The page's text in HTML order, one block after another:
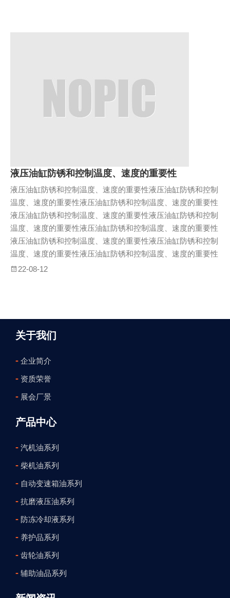
液压油缸防锈和控制温度、速度的重要性
液压油缸防锈和控制温度、速度的重要性液压油缸防锈和控制
温度、速度的重要性液压油缸防锈和控制温度、速度的重要性
液压油缸防锈和控制温度、速度的重要性液压油缸防锈和控制
温度、速度的重要性液压油缸防锈和控制温度、速度的重要性
液压油缸防锈和控制温度、速度的重要性液压油缸防锈和控制
温度、速度的重要性液压油缸防锈和控制温度、速度的重要性
22-08-12
关于我们
- 企业简介
- 资质荣誉
- 展会厂景
产品中心
- 汽机油系列
- 柴机油系列
- 自动变速箱油系列
- 抗磨液压油系列
- 防冻冷却液系列
- 养护品系列
- 齿轮油系列
- 辅助油品系列